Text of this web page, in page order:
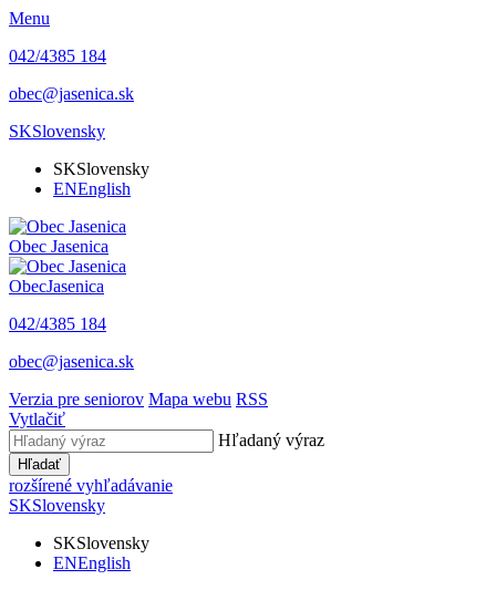
Menu
042/4385 184
obec@jasenica.sk
SKSlovensky
SKSlovensky
ENEnglish
Obec Jasenica
ObecJasenica
042/4385 184
obec@jasenica.sk
Verzia pre seniorov Mapa webu RSS
Vytlačiť
Hľadaný výraz
Hľadať
rozšírené vyhľadávanie
SKSlovensky
SKSlovensky
ENEnglish